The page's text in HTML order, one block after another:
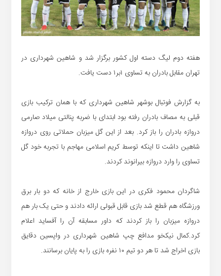
هفته دوم لیگ دسته اول کشور برگزار شد و شاهین شهرداری در
تهران مقابل بادران به تساوی ۱بر۱ دست یافت.
به گزارش فوتبال بوشهر شاهین شهرداری که با همان ترکیب بازی
قبلی به مصاف بادران رفته بود ابتدای با ضربه پنالتی میلاد صارمی
دروازه بادران را باز کرد. بعد از این گل میزبان حملاتی روی دروازه
شاهین داشت تا اینکه توسط کریم اسلامی مهاجم با تجربه خود گل
تساوی را وارد دروازه بیرانوند کردند.
شاگردان محمود فکری در این بازی خارج از خانه که دو بار برق
ورزشگاه هم قطع شد بازی قابل قبولی ارائه دادند و حتی یک بار هم
دروازه میزبان را باز کردند که داور مسابقه آن را آفساید اعلام
کرد.کمال نیکخو مدافع چپ شاهین شهرداری در واپسین دقایق
بازی اخراج شد تا هر دو تیم ۱۰ نفره بازی را به پایان برسانند.